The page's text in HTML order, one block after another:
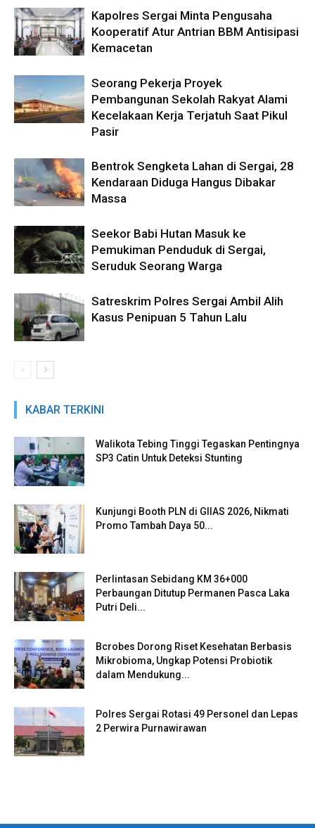
Kapolres Sergai Minta Pengusaha
Kooperatif Atur Antrian BBM Antisipasi
Kemacetan
Seorang Pekerja Proyek
Pembangunan Sekolah Rakyat Alami
Kecelakaan Kerja Terjatuh Saat Pikul
Pasir
Bentrok Sengketa Lahan di Sergai, 28
Kendaraan Diduga Hangus Dibakar
Massa
Seekor Babi Hutan Masuk ke
Pemukiman Penduduk di Sergai,
Seruduk Seorang Warga
Satreskrim Polres Sergai Ambil Alih
Kasus Penipuan 5 Tahun Lalu
KABAR TERKINI
Walikota Tebing Tinggi Tegaskan Pentingnya
SP3 Catin Untuk Deteksi Stunting
Kunjungi Booth PLN di GIIAS 2026, Nikmati
Promo Tambah Daya 50...
Perlintasan Sebidang KM 36+000
Perbaungan Ditutup Permanen Pasca Laka
Putri Deli...
Bcrobes Dorong Riset Kesehatan Berbasis
Mikrobioma, Ungkap Potensi Probiotik
dalam Mendukung...
Polres Sergai Rotasi 49 Personel dan Lepas
2 Perwira Purnawirawan